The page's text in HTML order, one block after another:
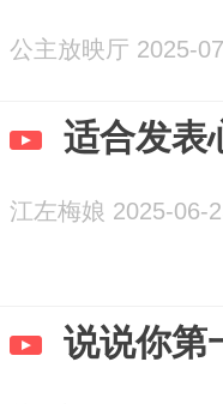
公主放映厅 2025-
适合发表
江左梅娘 2025-06-
说说你第